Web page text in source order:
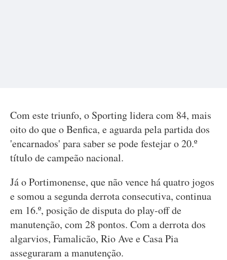
Com este triunfo, o Sporting lidera com 84, mais
oito do que o Benfica, e aguarda pela partida dos
'encarnados' para saber se pode festejar o 20.º
título de campeão nacional.
Já o Portimonense, que não vence há quatro jogos
e somou a segunda derrota consecutiva, continua
em 16.º, posição de disputa do play-off de
manutenção, com 28 pontos. Com a derrota dos
algarvios, Famalicão, Rio Ave e Casa Pia
asseguraram a manutenção.